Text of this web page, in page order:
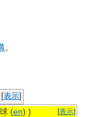
。
[表示]
[表示]
(en) )